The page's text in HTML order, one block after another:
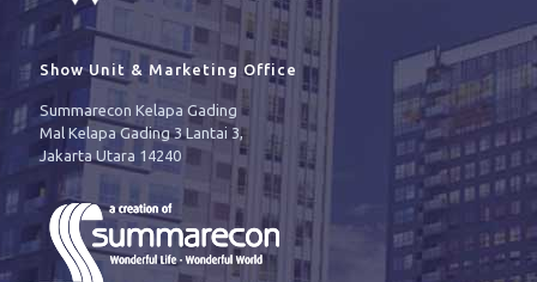
Show Unit & Marketing Office
Summarecon Kelapa Gading
Mal Kelapa Gading 3 Lantai 3,
Jakarta Utara 14240